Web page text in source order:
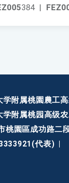
384 |
学附属桃園農工
学附属桃园高级
桃園區成功路二
代表)